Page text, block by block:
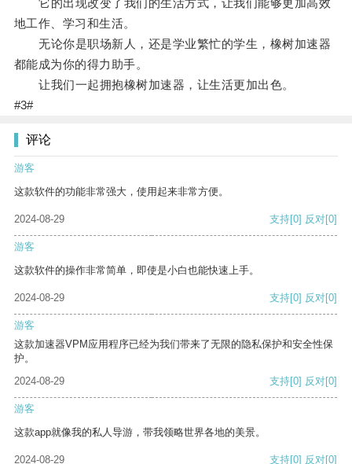
它的出现改变了我们的生活方式，让我们能够更加高效
地工作、学习和生活。
无论你是职场新人，还是学业繁忙的学生，橡树加速器
都能成为你的得力助手。
让我们一起拥抱橡树加速器，让生活更加出色。
#3#
评论
游客
这款软件的功能非常强大，使用起来非常方便。
2024-08-29 支持[0] 反对[0]
游客
这款软件的操作非常简单，即使是小白也能快速上手。
2024-08-29 支持[0] 反对[0]
游客
这款加速器VPM应用程序已经为我们带来了无限的隐私保护和安全性保
护。
2024-08-29
支持[0] 反对[0]
游客
这款app就像我的私人导游，带我领略世界各地的美景。
2024-08-29 支持[0] 反对[0]